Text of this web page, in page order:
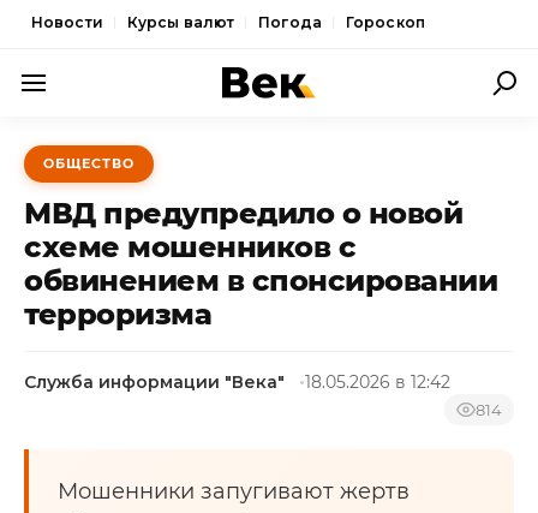
Новости Курсы валют Погода Гороскоп
ПОЛИТИКА
ЭКОНОМИКА
ОБЩЕСТВО
СПОРТ
КУЛЬТУРА
НОВОСТИ
ОБЩЕСТВО
МВД предупредило о новой
схеме мошенников с
обвинением в спонсировании
терроризма
Служба информации "Века" 18.05.2026 в 12:42
814
Мошенники запугивают жертв